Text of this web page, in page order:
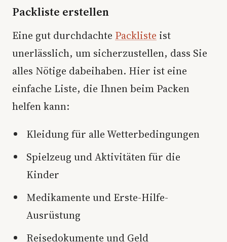
Packliste erstellen
Eine gut durchdachte Packliste ist
unerlässlich, um sicherzustellen, dass Sie
alles Nötige dabeihaben. Hier ist eine
einfache Liste, die Ihnen beim Packen
helfen kann:
Kleidung für alle Wetterbedingungen
Spielzeug und Aktivitäten für die
Kinder
Medikamente und Erste-Hilfe-
Ausrüstung
Reisedokumente und Geld